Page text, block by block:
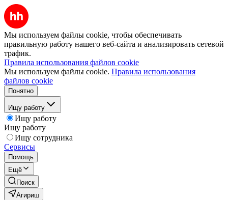
Мы используем файлы cookie, чтобы обеспечивать
правильную работу нашего веб-сайта и анализировать сетевой
трафик.
Правила использования файлов cookie
Мы используем файлы cookie. Правила использования
файлов cookie
Понятно
Ищу работу
Ищу работу
Ищу работу
Ищу сотрудника
Сервисы
Помощь
Ещё
Поиск
Агириш